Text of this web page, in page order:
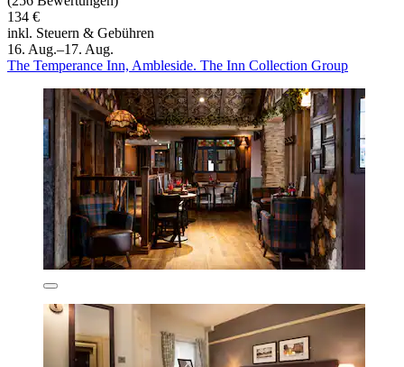
134 €
inkl. Steuern & Gebühren
16. Aug.–17. Aug.
The Temperance Inn, Ambleside. The Inn Collection Group